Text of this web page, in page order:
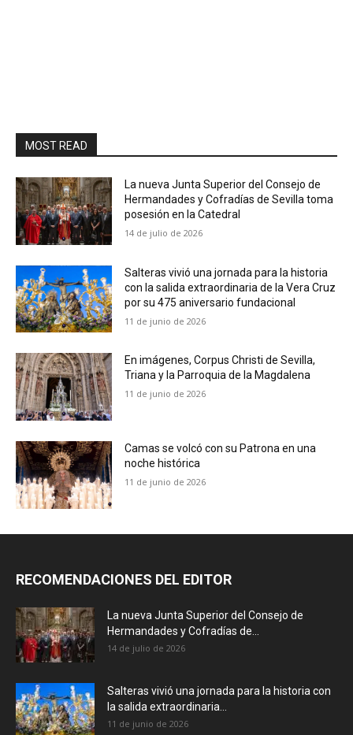
MOST READ
La nueva Junta Superior del Consejo de
Hermandades y Cofradías de Sevilla toma
posesión en la Catedral
14 de julio de 2026
Salteras vivió una jornada para la historia
con la salida extraordinaria de la Vera Cruz
por su 475 aniversario fundacional
11 de junio de 2026
En imágenes, Corpus Christi de Sevilla,
Triana y la Parroquia de la Magdalena
11 de junio de 2026
Camas se volcó con su Patrona en una
noche histórica
11 de junio de 2026
RECOMENDACIONES DEL EDITOR
La nueva Junta Superior del Consejo de
Hermandades y Cofradías de...
14 de julio de 2026
Salteras vivió una jornada para la historia con
la salida extraordinaria...
11 de junio de 2026